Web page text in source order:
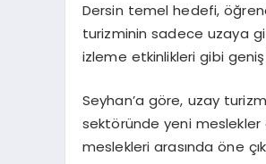
Dersin temel hedefi,
turizminin sadece uzaya
izleme etkinlikleri gibi geniş
Seyhan’a göre, uzay
sektöründe yeni meslekler
meslekleri arasında öne